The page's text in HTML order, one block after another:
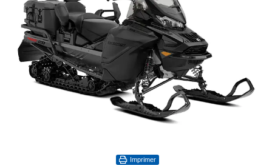
Imprimer